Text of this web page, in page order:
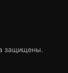
защищены.